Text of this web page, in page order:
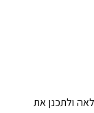
ולתכנן את